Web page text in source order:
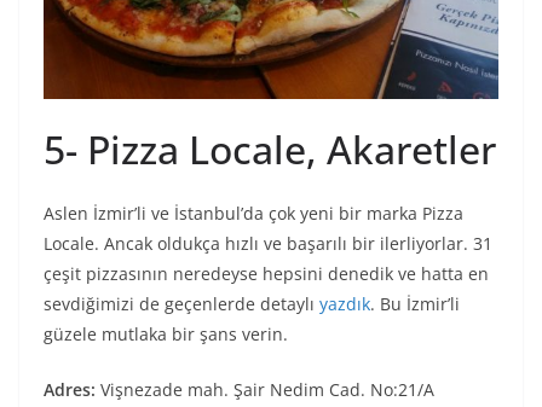
5- Pizza Locale, Akaretler
Aslen İzmir’li ve İstanbul’da çok yeni bir marka Pizza
Locale. Ancak oldukça hızlı ve başarılı bir ilerliyorlar. 31
çeşit pizzasının neredeyse hepsini denedik ve hatta en
sevdiğimizi de geçenlerde detaylı yazdık. Bu İzmir’li
güzele mutlaka bir şans verin.
Adres: Vişnezade mah. Şair Nedim Cad. No:21/A